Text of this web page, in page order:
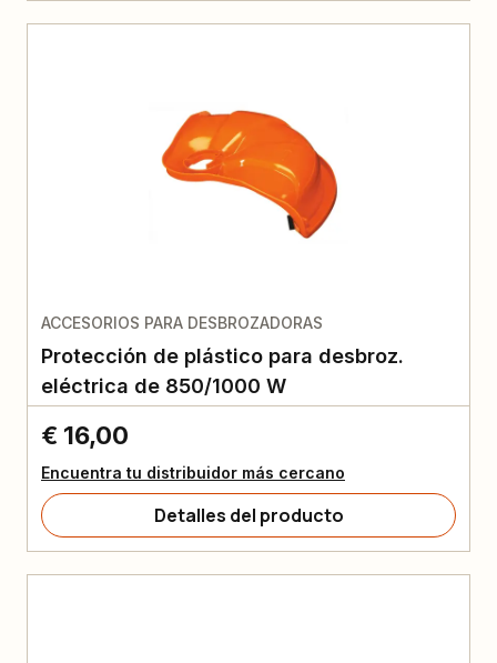
ACCESORIOS PARA DESBROZADORAS
Protección de plástico para desbroz.
eléctrica de 850/1000 W
€ 16,00
Encuentra tu distribuidor más cercano
Detalles del producto